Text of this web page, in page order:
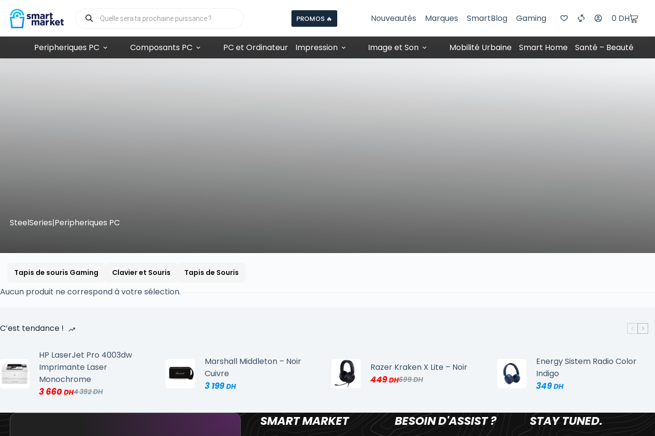
PROMOS 🔥 Nouveautés Marques SmartBlog Gaming 0 DH
Peripheriques PC Composants PC PC et Ordinateur Impression Image et Son Mobilité Urbaine Smart Home Santé – Beauté
SteelSeries|Peripheriques PC
Tapis de souris Gaming Clavier et Souris Tapis de Souris
Aucun produit ne correspond à votre sélection.
C’est tendance !
HP LaserJet Pro 4003dw
Imprimante Laser
Monochrome
4 392
3 660
Marshall Middleton – Noir
Cuivre
3 199
Razer Kraken X Lite – Noir
699
449
Energy Sistem Radio Color
Indigo
349
SMART MARKET BESOIN D'ASSIST ? STAY TUNED.